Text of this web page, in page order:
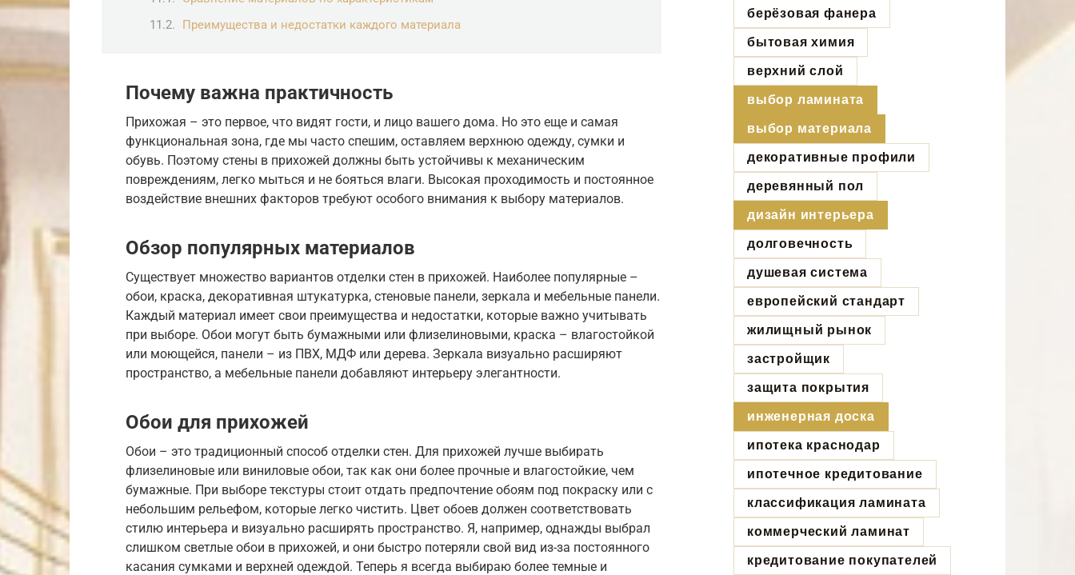
Преимущества и недостатки каждого материала
Почему важна практичность
Прихожая – это первое, что видят гости, и лицо вашего дома. Но это еще и самая
функциональная зона, где мы часто спешим, оставляем верхнюю одежду, сумки и
обувь. Поэтому стены в прихожей должны быть устойчивы к механическим
повреждениям, легко мыться и не бояться влаги. Высокая проходимость и постоянное
воздействие внешних факторов требуют особого внимания к выбору материалов.
Обзор популярных материалов
Существует множество вариантов отделки стен в прихожей. Наиболее популярные –
обои, краска, декоративная штукатурка, стеновые панели, зеркала и мебельные панели.
Каждый материал имеет свои преимущества и недостатки, которые важно учитывать
при выборе. Обои могут быть бумажными или флизелиновыми, краска – влагостойкой
или моющейся, панели – из ПВХ, МДФ или дерева. Зеркала визуально расширяют
пространство, а мебельные панели добавляют интерьеру элегантности.
Обои для прихожей
Обои – это традиционный способ отделки стен. Для прихожей лучше выбирать
флизелиновые или виниловые обои, так как они более прочные и влагостойкие, чем
бумажные. При выборе текстуры стоит отдать предпочтение обоям под покраску или с
небольшим рельефом, которые легко чистить. Цвет обоев должен соответствовать
стилю интерьера и визуально расширять пространство. Я, например, однажды выбрал
слишком светлые обои в прихожей, и они быстро потеряли свой вид из-за постоянного
касания сумками и верхней одеждой. Теперь я всегда выбираю более темные и
берёзовая фанера
бытовая химия
верхний слой
выбор ламината
выбор материала
декоративные профили
деревянный пол
дизайн интерьера
долговечность
душевая система
европейский стандарт
жилищный рынок
застройщик
защита покрытия
инженерная доска
ипотека краснодар
ипотечное кредитование
классификация ламината
коммерческий ламинат
кредитование покупателей